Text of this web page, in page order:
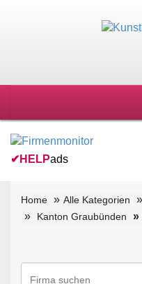
✔ HELPads
Home Alle Kategorien
Kanton Graubünden